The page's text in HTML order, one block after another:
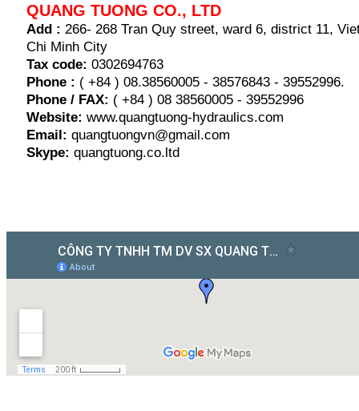
QUANG TUONG CO., LTD
Add : 266- 268 Tran Quy street, ward 6, district 11,
Chi Minh City
Tax code: 0302694763
Phone : ( +84 ) 08.38560005 - 38576843 - 39552996.
Phone / FAX: ( +84 ) 08 38560005 - 39552996
Website: www.quangtuong-hydraulics.com
Email: quangtuongvn@gmail.com
Skype: quangtuong.co.ltd